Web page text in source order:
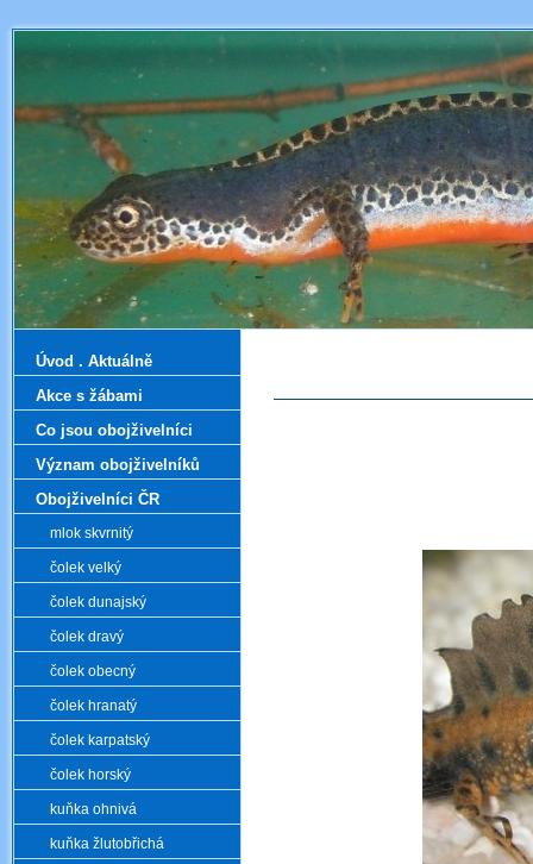
Úvod . Aktuálně
Akce s žábami
Co jsou obojživelníci
Význam obojživelníků
Obojživelníci ČR
mlok skvrnitý
čolek velký
čolek dunajský
čolek dravý
čolek obecný
čolek hranatý
čolek karpatský
čolek horský
kuňka ohnivá
kuňka žlutobřichá